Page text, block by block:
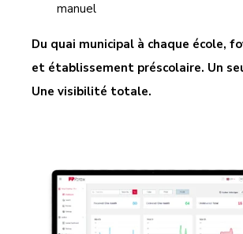
manuel
Du quai municipal à chaque école,
et établissement préscolaire. Un
Une visibilité totale.